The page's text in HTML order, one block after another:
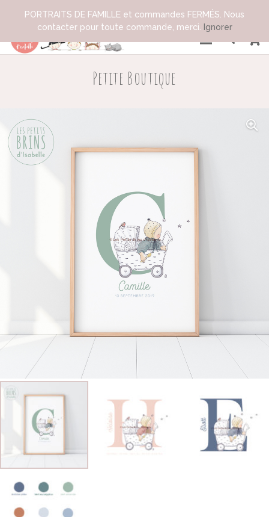
Petite Boutique
PORTRAITS DE FAMILLE et commandes FERMÉS. Nous
contacter pour toute commande, merci.
Ignorer